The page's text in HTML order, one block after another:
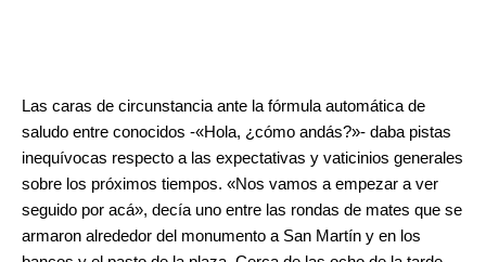
Las caras de circunstancia ante la fórmula automática de
saludo entre conocidos -«Hola, ¿cómo andás?»- daba pistas
inequívocas respecto a las expectativas y vaticinios generales
sobre los próximos tiempos. «Nos vamos a empezar a ver
seguido por acá», decía uno entre las rondas de mates que se
armaron alrededor del monumento a San Martín y en los